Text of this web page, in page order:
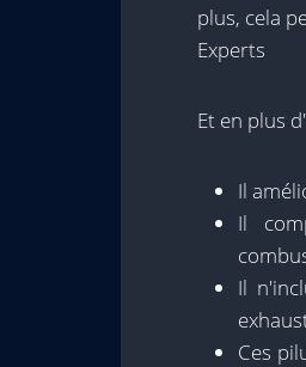
plus, cela
Experts
Et en plus
Il
Il
Il
Ces